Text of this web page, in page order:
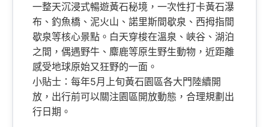
一整天沉浸式暢遊黃石秘境，一次性打卡黃石瀑
布、釣魚橋、泥火山、諾里斯間歇泉、西拇指間
歇泉等核心景點。白天穿梭在溫泉、峽谷、湖泊
之間，偶遇野牛、麋鹿等原生野生動物，近距離
感受地球原始又狂野的一面。
小貼士：每年5月上旬黃石園區各大門陸續開
放，出行前可以關注園區開放動態，合理規劃出
行日期。